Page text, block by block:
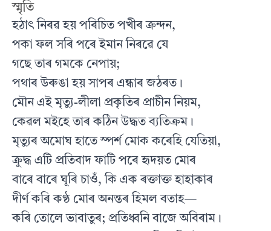
স্মৃতি
হঠাৎ নিৰৱ হয় পৰিচিত পখীৰ ক্ৰন্দন,
পকা ফল সৰি পৰে ইমান নিৰৱে যে
গছে তাৰ গমকে নেপায়;
পথাৰ উৰুঙা হয় সাপৰ এন্ধাৰ জঠৰত।
মৌন এই মৃত্যু-লীলা প্রকৃতিৰ প্রাচীন নিয়ম,
কেৱল মইহে তাৰ কঠিন উদ্ধত ব্যতিক্রম।
মৃত্যুৰ অমোঘ হাতে স্পর্শ মোক কৰেহি যেতিয়া,
ক্রুদ্ধ এটি প্রতিবাদ ফাটি পৰে হৃদয়ত মোৰ
বাৰে বাৰে ঘূৰি চাওঁ, কি এক ৰক্তাক্ত হাহাকাৰ
দীর্ণ কৰি কণ্ঠ মোৰ অনন্তৰ হিমল বতাহ—
কৰি তোলে ভাবাতুৰ; প্রতিধ্বনি বাজে অবিৰাম।